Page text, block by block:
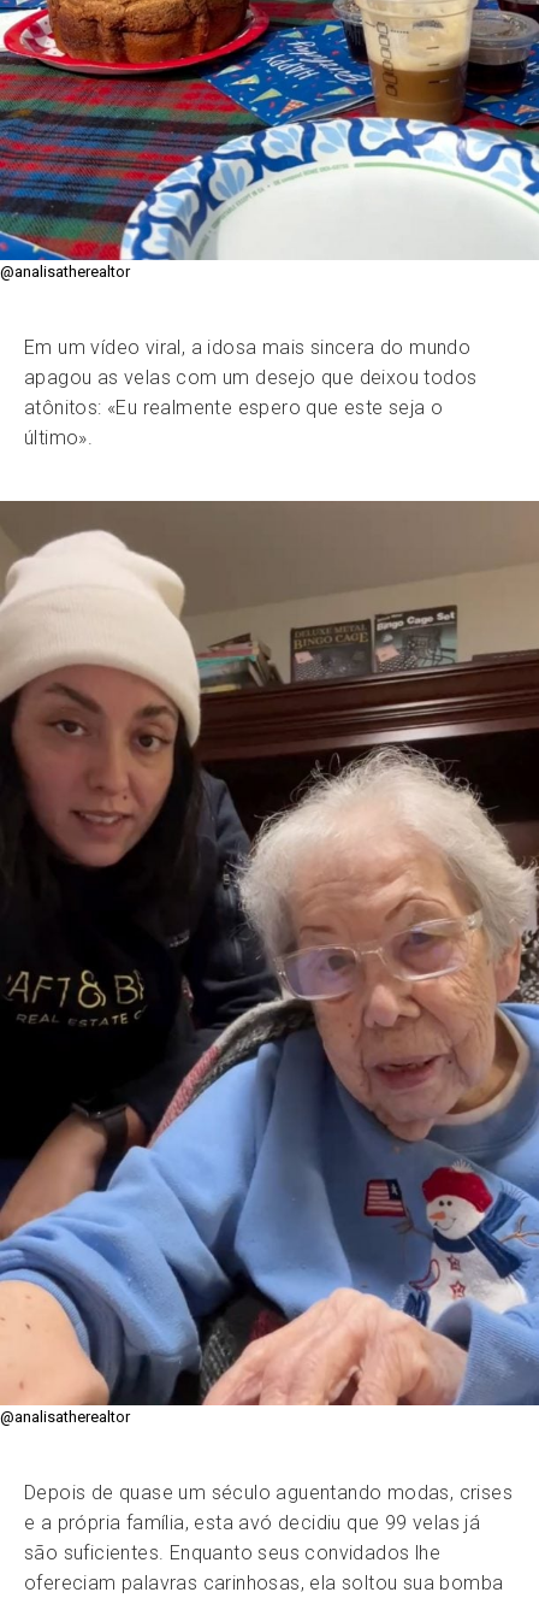
@analisatherealtor
Em um vídeo viral, a idosa mais sincera do mundo
apagou as velas com um desejo que deixou todos
atônitos: «Eu realmente espero que este seja o
último».
@analisatherealtor
Depois de quase um século aguentando modas, crises
e a própria família, esta avó decidiu que 99 velas já
são suficientes. Enquanto seus convidados lhe
ofereciam palavras carinhosas, ela soltou sua bomba